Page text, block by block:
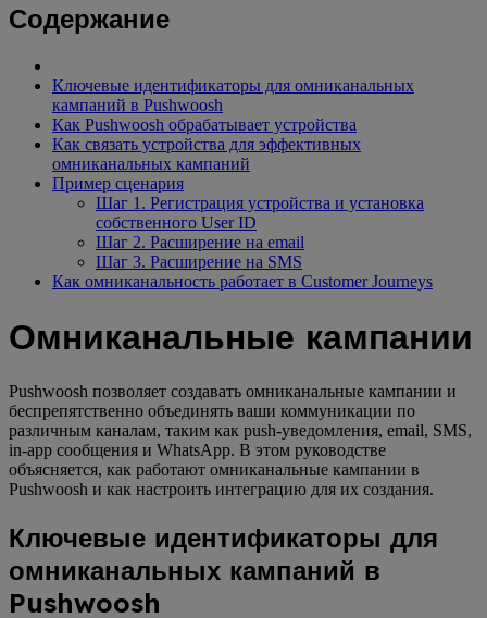
Содержание
Ключевые идентификаторы для омниканальных
кампаний в Pushwoosh
Как Pushwoosh обрабатывает устройства
Как связать устройства для эффективных
омниканальных кампаний
Пример сценария
Шаг 1. Регистрация устройства и установка
собственного User ID
Шаг 2. Расширение на email
Шаг 3. Расширение на SMS
Как омниканальность работает в Customer Journeys
Омниканальные кампании
Pushwoosh позволяет создавать омниканальные кампании и
беспрепятственно объединять ваши коммуникации по
различным каналам, таким как push-уведомления, email, SMS,
in-app сообщения и WhatsApp. В этом руководстве
объясняется, как работают омниканальные кампании в
Pushwoosh и как настроить интеграцию для их создания.
Ключевые идентификаторы для
омниканальных кампаний в
Pushwoosh